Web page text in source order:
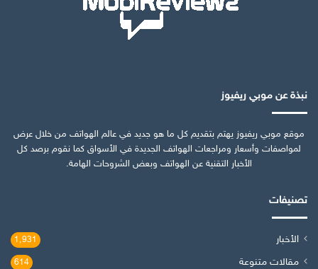
نبذة عن موبي ريفيوز
موقع موبي ريفيوز يهتم بتقديم كل ما هو جديد في عالم الهواتف من خلال عرض
لمواصفات وأسعار ومراجعات الهواتف الجديدة في الأسواق كما نقوم برصد كل
الأخبار التقنية عن الهواتف وبعض الشروحات الهامة.
تصنيفات
الأخبار 1٬931
مقالات متنوعة 614